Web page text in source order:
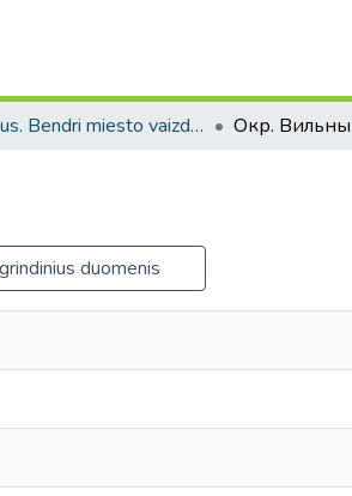
Vilnius. Bendri miesto vaizdai : miesto ir jo apylinkių fotografinių atvirukų rinkinys Окр.
duomenis